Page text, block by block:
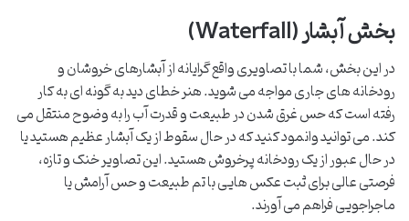
بخش آبشار (Waterfall)
در این بخش، شما با تصاویری واقع گرایانه از آبشارهای خروشان و
رودخانه های جاری مواجه می شوید. هنر خطای دید به گونه ای به کار
رفته است که حس غرق شدن در طبیعت و قدرت آب را به وضوح منتقل می
کند. می توانید وانمود کنید که در حال سقوط از یک آبشار عظیم هستید یا
در حال عبور از یک رودخانه پرخروش هستید. این تصاویر خنک و تازه،
فرصتی عالی برای ثبت عکس هایی با تم طبیعت و حس آرامش یا
ماجراجویی فراهم می آورند.